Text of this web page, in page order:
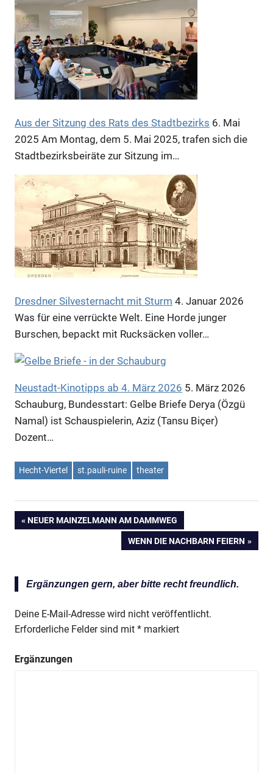
Anzeige
Anzeige
Anzeige
Anzeige
Aus der Sitzung des Rats des Stadtbezirks 6. Mai
2025 Am Montag, dem 5. Mai 2025, trafen sich die
Stadtbezirksbeiräte zur Sitzung im…
Dresdner Silvesternacht mit Sturm 4. Januar 2026
Was für eine verrückte Welt. Eine Horde junger
Burschen, bepackt mit Rucksäcken voller…
Neustadt-Kinotipps ab 4. März 2026 5. März 2026
Schauburg, Bundesstart: Gelbe Briefe Derya (Özgü
Namal) ist Schauspielerin, Aziz (Tansu Biçer)
Dozent…
Hecht-Viertel st.pauli-ruine theater
Beitragsnavigation
VORHERIGER
NEUER MAINZELMANN AM DAMMWEG
NÄCHSTER
WENN DIE NACHBARN FEIERN
Ergänzungen gern, aber bitte recht freundlich.
Deine E-Mail-Adresse wird nicht veröffentlicht.
Erforderliche Felder sind mit * markiert
Ergänzungen